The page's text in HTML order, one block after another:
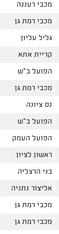
מכבי רעננה
מכבי רמת גן
גליל עליון
קריית אתא
הפועל ב"ש
מכבי רמת גן
נס ציונה
הפועל ב"ש
הפועל העמק
ראשון לציון
בני הרצליה
אליצור נתניה
מכבי רמת גן
מכבי רמת גן